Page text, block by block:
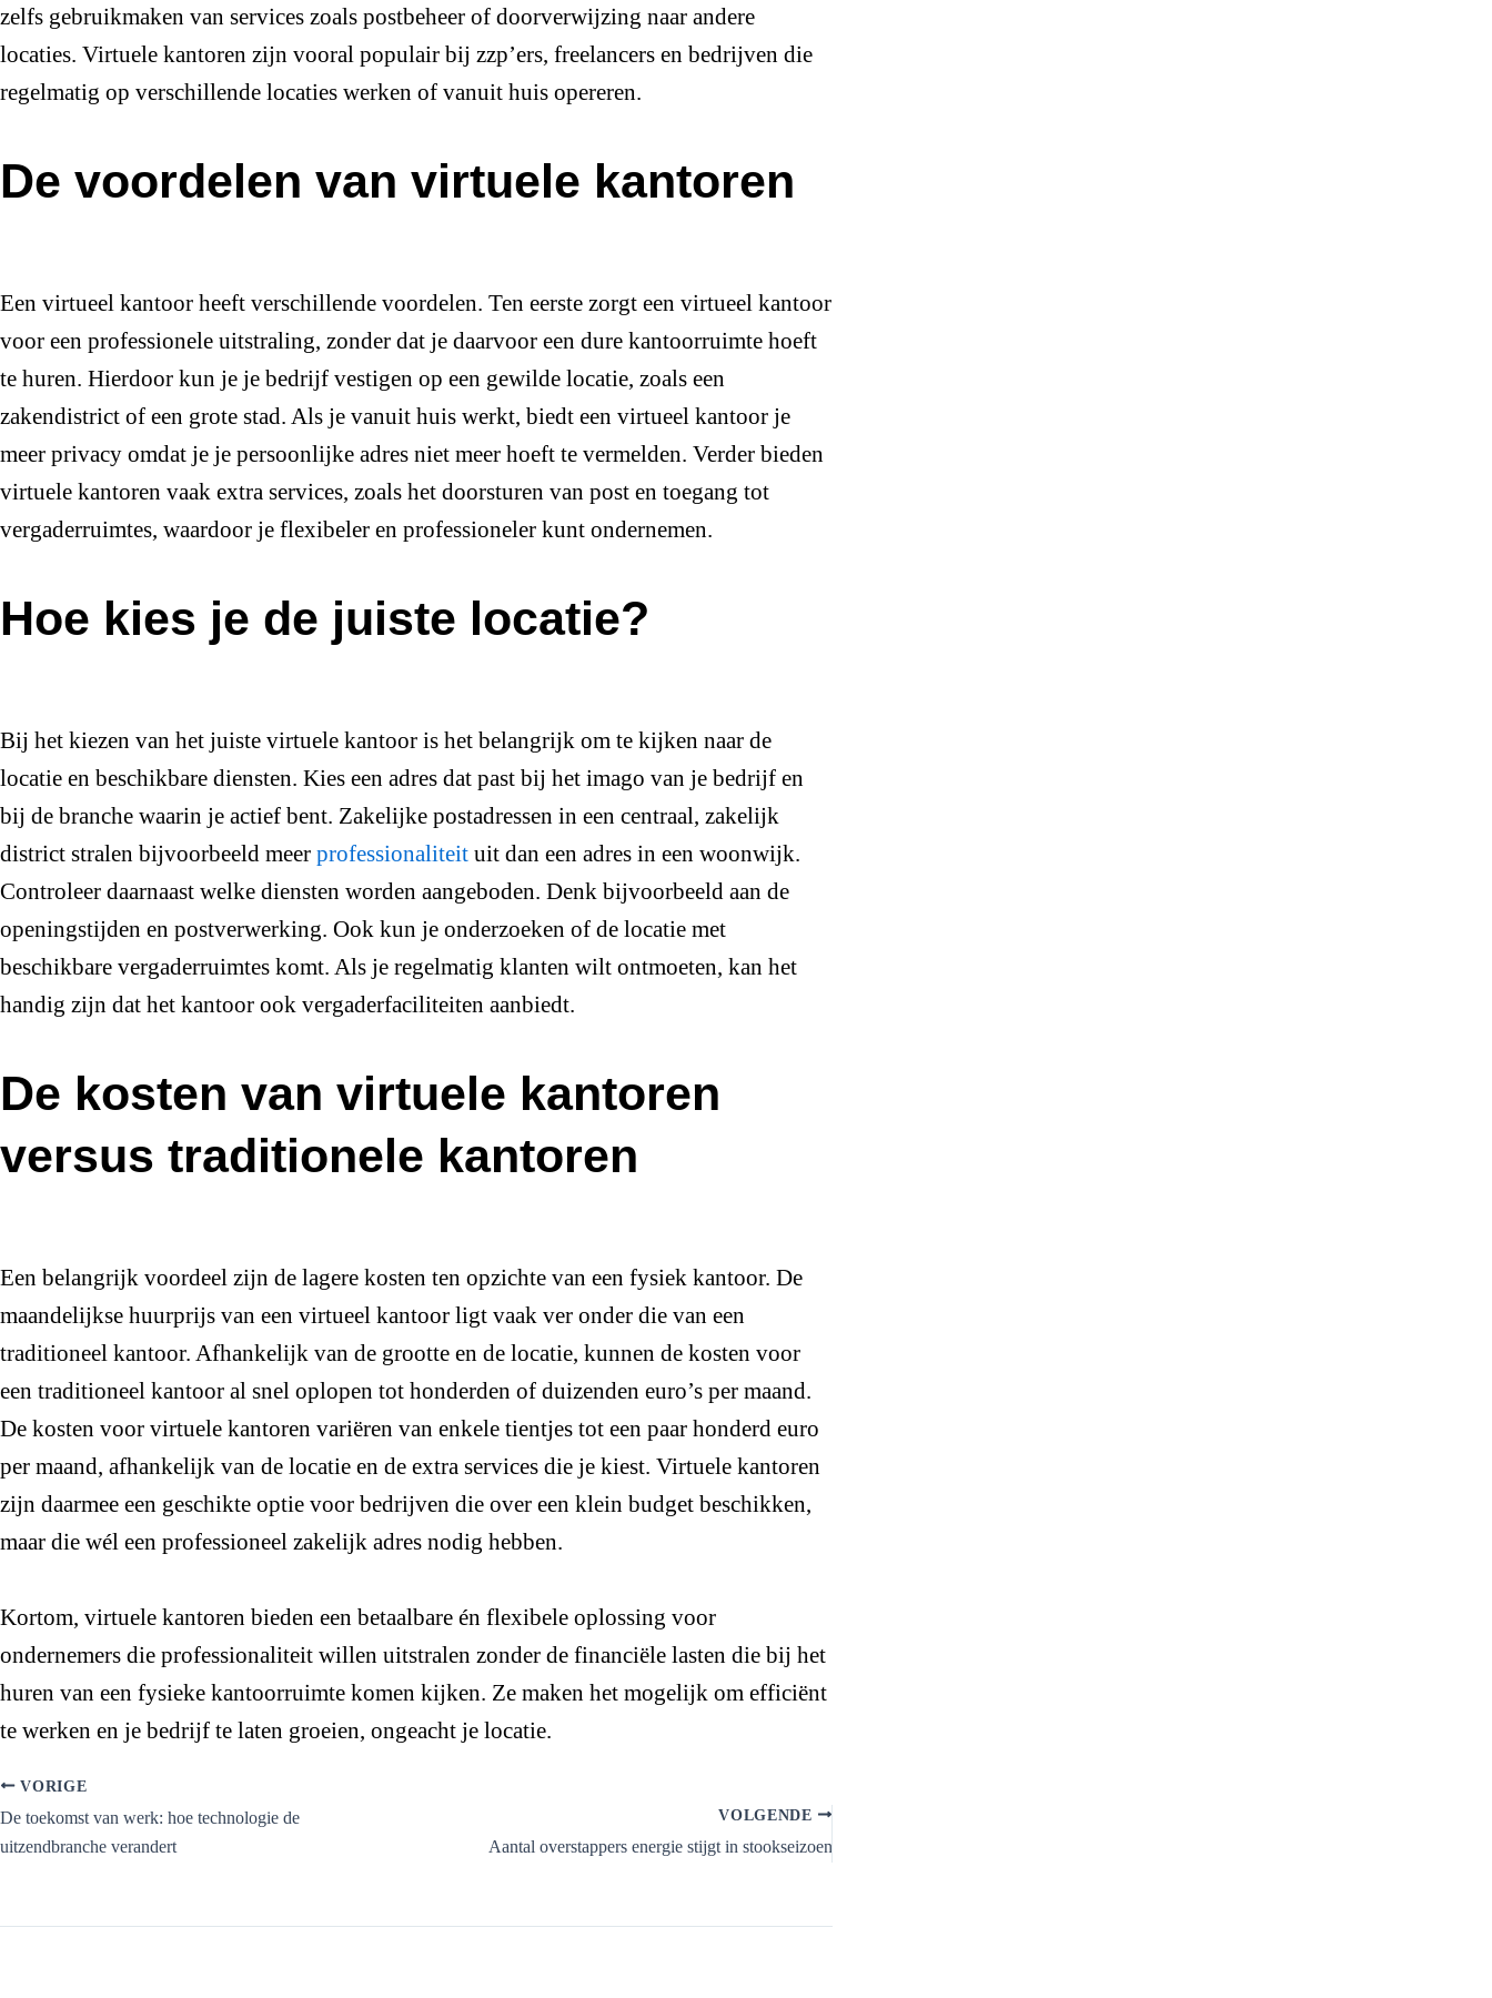
zelfs gebruikmaken van services zoals postbeheer of doorverwijzing naar andere
locaties. Virtuele kantoren zijn vooral populair bij zzp’ers, freelancers en bedrijven die
regelmatig op verschillende locaties werken of vanuit huis opereren.
De voordelen van virtuele kantoren
Een virtueel kantoor heeft verschillende voordelen. Ten eerste zorgt een virtueel kantoor
voor een professionele uitstraling, zonder dat je daarvoor een dure kantoorruimte hoeft
te huren. Hierdoor kun je je bedrijf vestigen op een gewilde locatie, zoals een
zakendistrict of een grote stad. Als je vanuit huis werkt, biedt een virtueel kantoor je
meer privacy omdat je je persoonlijke adres niet meer hoeft te vermelden. Verder bieden
virtuele kantoren vaak extra services, zoals het doorsturen van post en toegang tot
vergaderruimtes, waardoor je flexibeler en professioneler kunt ondernemen.
Hoe kies je de juiste locatie?
Bij het kiezen van het juiste virtuele kantoor is het belangrijk om te kijken naar de
locatie en beschikbare diensten. Kies een adres dat past bij het imago van je bedrijf en
bij de branche waarin je actief bent. Zakelijke postadressen in een centraal, zakelijk
district stralen bijvoorbeeld meer professionaliteit uit dan een adres in een woonwijk.
Controleer daarnaast welke diensten worden aangeboden. Denk bijvoorbeeld aan de
openingstijden en postverwerking. Ook kun je onderzoeken of de locatie met
beschikbare vergaderruimtes komt. Als je regelmatig klanten wilt ontmoeten, kan het
handig zijn dat het kantoor ook vergaderfaciliteiten aanbiedt.
De kosten van virtuele kantoren
versus traditionele kantoren
Een belangrijk voordeel zijn de lagere kosten ten opzichte van een fysiek kantoor. De
maandelijkse huurprijs van een virtueel kantoor ligt vaak ver onder die van een
traditioneel kantoor. Afhankelijk van de grootte en de locatie, kunnen de kosten voor
een traditioneel kantoor al snel oplopen tot honderden of duizenden euro’s per maand.
De kosten voor virtuele kantoren variëren van enkele tientjes tot een paar honderd euro
per maand, afhankelijk van de locatie en de extra services die je kiest. Virtuele kantoren
zijn daarmee een geschikte optie voor bedrijven die over een klein budget beschikken,
maar die wél een professioneel zakelijk adres nodig hebben.
Kortom, virtuele kantoren bieden een betaalbare én flexibele oplossing voor
ondernemers die professionaliteit willen uitstralen zonder de financiële lasten die bij het
huren van een fysieke kantoorruimte komen kijken. Ze maken het mogelijk om efficiënt
te werken en je bedrijf te laten groeien, ongeacht je locatie.
VORIGE
De toekomst van werk: hoe technologie de
uitzendbranche verandert
VOLGENDE
Aantal overstappers energie stijgt in stookseizoen